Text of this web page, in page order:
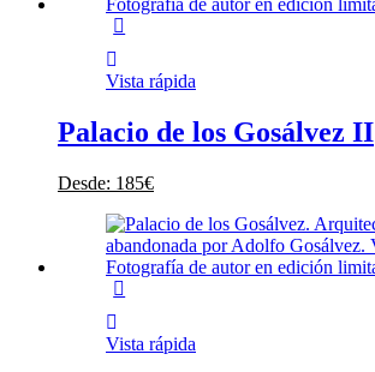
Vista rápida
Palacio de los Gosálvez II
Desde: 185€
Vista rápida